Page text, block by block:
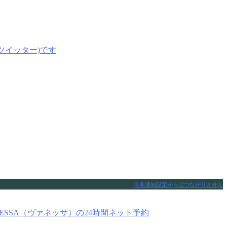
※非通知設定からはつながりません